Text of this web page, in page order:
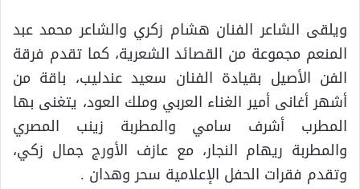
ويلقى الشاعر الفنان هشام زكري والشاعر محمد عبد
المنعم مجموعة من القصائد الشعرية، كما تقدم فرقة
الفن الأصيل بقيادة الفنان سعيد عندليب، باقة من
أشهر أغانى أمير الغناء العربي وملك العود، يتغنى بها
المطرب أشرف سامي والمطربة زينب المصري
والمطربة ريهام النجار، مع عازف الأورج جمال زكي،
وتقدم فقرات الحفل الإعلامية سحر وهدان .